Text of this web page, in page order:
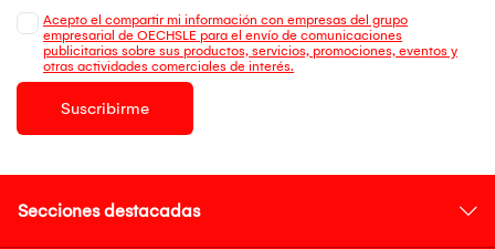
Acepto el compartir mi información con empresas del grupo
empresarial de OECHSLE para el envío de comunicaciones
publicitarias sobre sus productos, servicios, promociones, eventos y
otras actividades comerciales de interés.
Suscribirme
Secciones destacadas